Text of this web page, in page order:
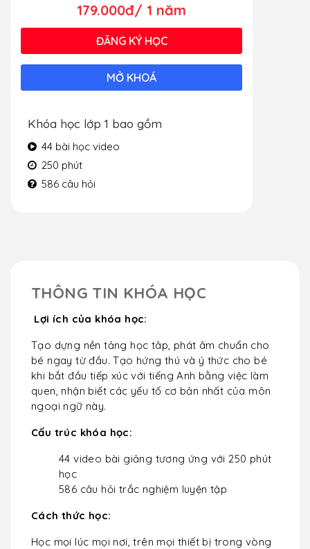
THÔNG TIN KHÓA HỌC
Lợi ích của khóa học:
Tạo dựng nền tảng học tâp, phát âm chuẩn cho
bé ngay từ đầu. Tạo hứng thú và ý thức cho bé
khi bắt đầu tiếp xúc với tiếng Anh bằng việc làm
quen, nhận biết các yếu tố cơ bản nhất của môn
ngoại ngữ này.
Cấu trúc khóa học:
44 video bài giảng tương ứng với 250 phút
học
586 câu hỏi trắc nghiệm luyện tập
Cách thức học:
Học mọi lúc mọi nơi, trên mọi thiết bị trong vòng
179.000đ/ 1 năm
ĐĂNG KÝ HỌC
MỞ KHOÁ
Khóa học lớp 1 bao gồm
44 bài học video
250 phút
586 câu hỏi